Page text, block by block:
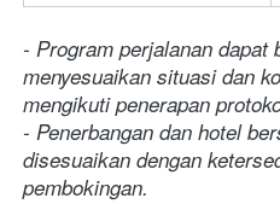
- Program perjalanan dapat
menyesuaikan situasi dan
mengikuti penerapan
- Penerbangan dan hotel
disesuaikan dengan
pembokingan.